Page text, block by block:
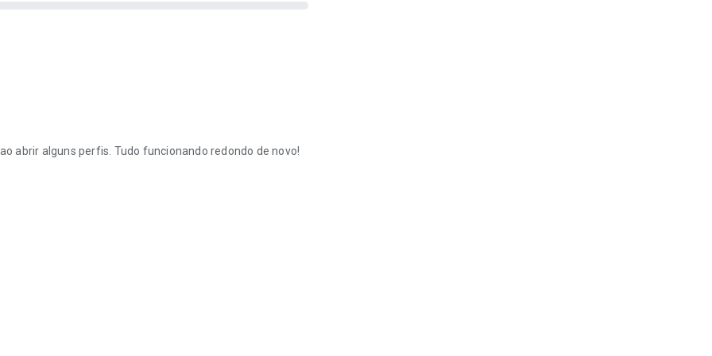
abrir alguns perfis. Tudo funcionando redondo de novo!